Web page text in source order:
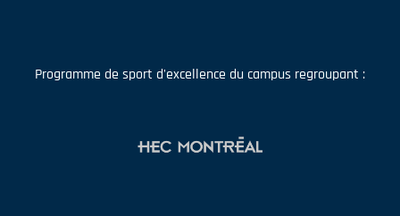
Programme de sport d'excellence du campus regroupant :